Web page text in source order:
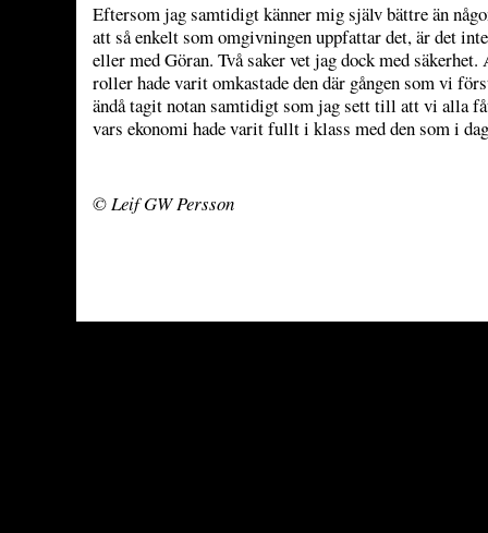
Eftersom jag samtidigt känner mig själv bättre än
att så enkelt som omgivningen uppfattar det, är det
eller med Göran. Två saker vet jag dock med säkerhet.
roller hade varit omkastade den där gången som vi
ändå tagit notan samtidigt som jag sett till att vi alla
vars ekonomi hade varit fullt i klass med den som i
© Leif GW Persson